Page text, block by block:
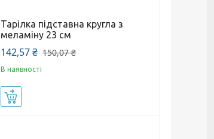
Тарілка підставна кругла з
меламіну 23 см
142,57 ₴ 150,07 ₴
В наявності